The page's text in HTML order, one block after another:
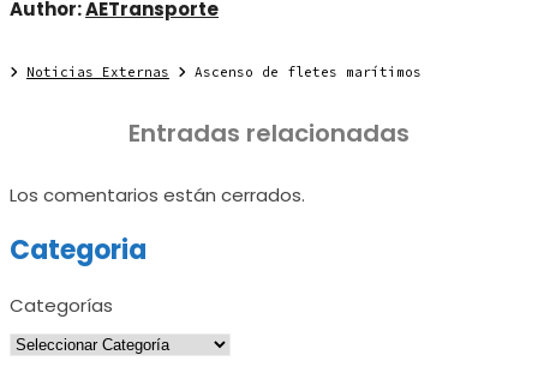
Author:AETransporte
Noticias Externas Ascenso de fletes marítimos
Entradas relacionadas
Los comentarios están cerrados.
Categoria
Categorías